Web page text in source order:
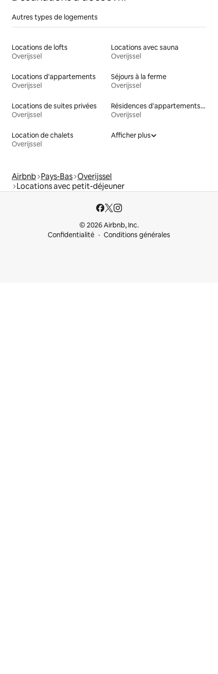
Autres types de logements
Locations de lofts
Overijssel
Locations avec sauna
Overijssel
Locations d'appartements
Overijssel
Séjours à la ferme
Overijssel
Locations de suites privées
Overijssel
Résidences d'appartements en location
Overijssel
Location de chalets
Overijssel
Afficher plus
Airbnb Pays-Bas Overijssel
Locations avec petit-déjeuner
© 2026 Airbnb, Inc.
Confidentialité
Conditions générales